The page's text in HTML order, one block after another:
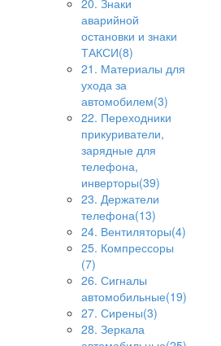
20. Знаки
аварийной
остановки и знаки
ТАКСИ(8)
21. Материалы для
ухода за
автомобилем(3)
22. Переходники
прикуриватели,
зарядные для
телефона,
инверторы(39)
23. Держатели
телефона(13)
24. Вентиляторы(4)
25. Компрессоры
(7)
26. Сигналы
автомобильные(19)
27. Сирены(3)
28. Зеркала